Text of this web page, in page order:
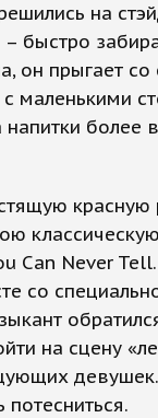
на
быстро
он прыгает
маленькими
более
красную
Can Never
со
на сцену